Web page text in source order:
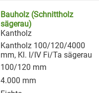
Bauholz (Schnittholz
sägerau)
Kantholz
Kantholz 100/120/4000
mm, Kl. I/IV Fi/Ta sägerau
100/120 mm
4.000 mm